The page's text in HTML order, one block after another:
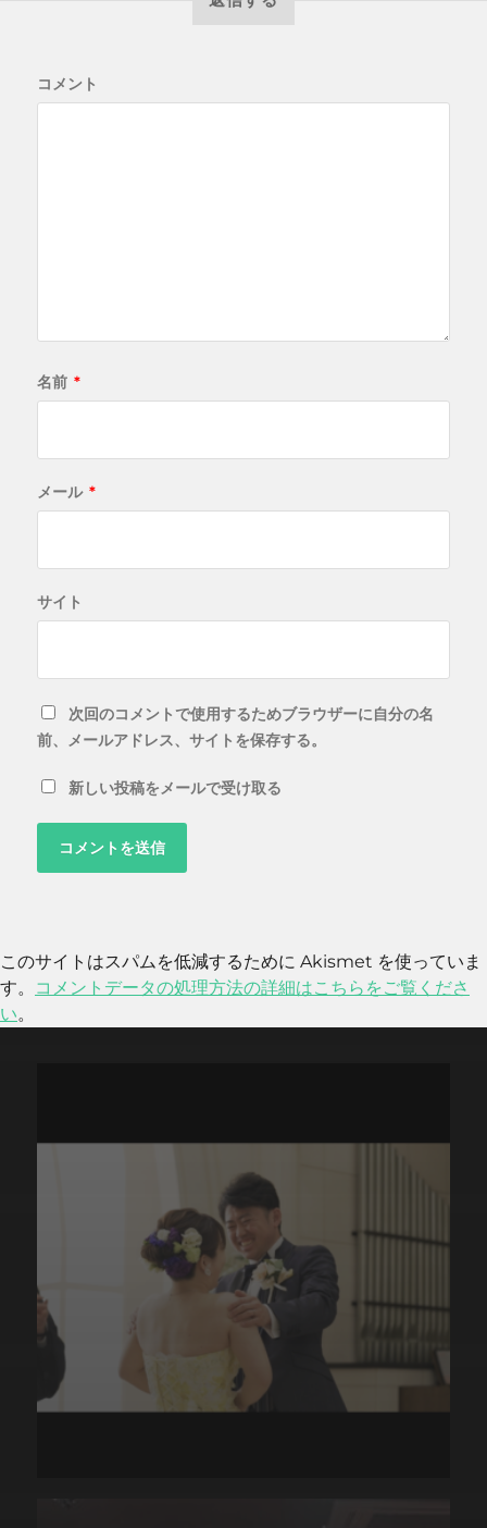
コメント
名前 *
メール *
サイト
次回のコメントで使用するためブラウザーに自分の名
前、メールアドレス、サイトを保存する。
新しい投稿をメールで受け取る
このサイトはスパムを低減するために Akismet を使っていま
す。
コメントデータの処理方法の詳細はこちらをご覧くださ
い。